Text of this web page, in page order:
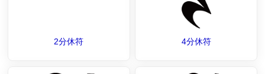
2分休符 4分休符